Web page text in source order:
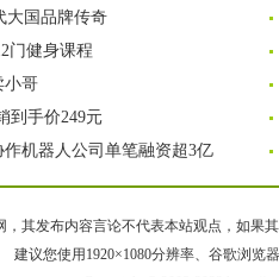
大国品牌传奇
门健身课程
小哥
到手价249元
机器人公司单笔融资超3亿
，其发布内容言论不代表本站观点，如果
建议您使用1920×1080分辨率、谷歌浏览